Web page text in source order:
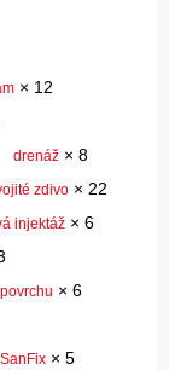
× 12
drenáž × 8
zdivo × 22
injektáž × 6
× 6
× 5